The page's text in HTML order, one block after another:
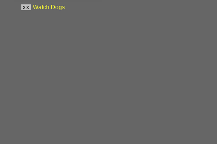
xx Watch Dogs